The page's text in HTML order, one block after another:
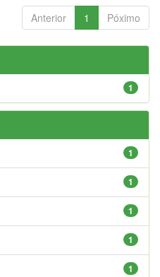
Anterior 1 Póximo
1
1
1
1
1
1